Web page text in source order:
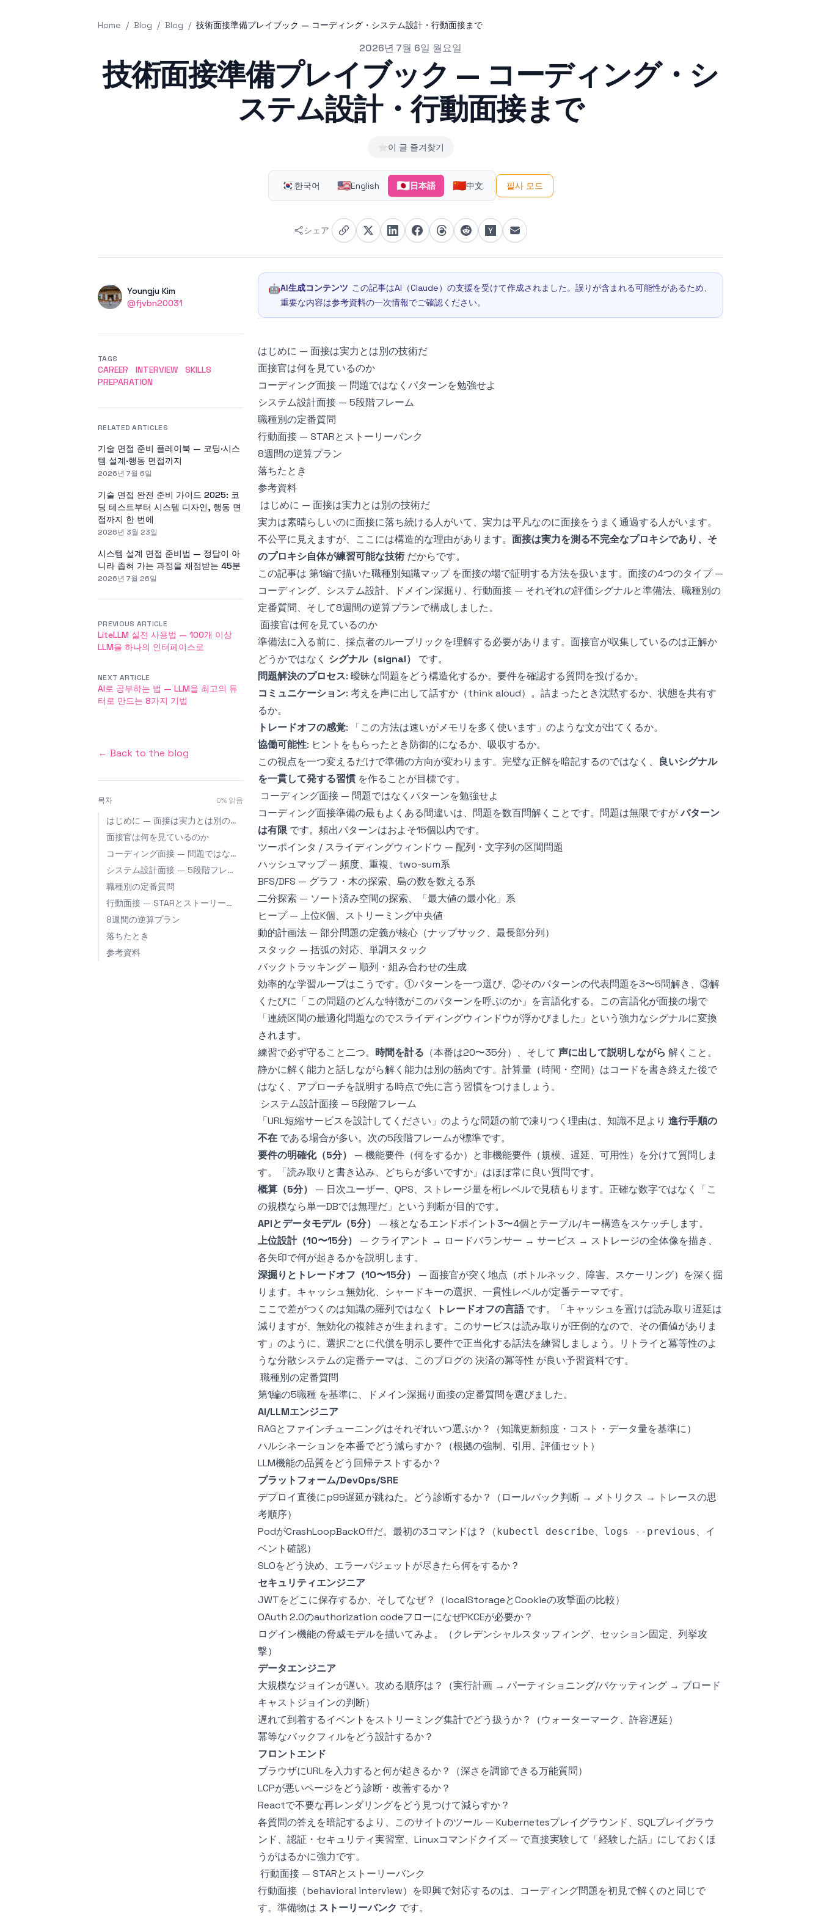
Home / Blog / Blog / 技術面接準備プレイブック — コーディング・システム設計・行動面接まで
2026년 7월 6일 월요일
技術面接準備プレイブック — コーディング・シ
ステム設計・行動面接まで
⭐이 글 즐겨찾기
🇰🇷한국어 🇺🇸English 🇯🇵日本語 🇨🇳中文 필사 모드
シェア
AuthorsName
Youngju Kim
Twitter
@fjvbn20031
🤖AI生成コンテンツ この記事はAI（Claude）の支援を受けて作成されました。誤りが含まれる可能性があるため、
重要な内容は参考資料の一次情報でご確認ください。
はじめに — 面接は実力とは別の技術だ
面接官は何を見ているのか
コーディング面接 — 問題ではなくパターンを勉強せよ
システム設計面接 — 5段階フレーム
職種別の定番質問
行動面接 — STARとストーリーバンク
8週間の逆算プラン
落ちたとき
参考資料
はじめに — 面接は実力とは別の技術だ
実力は素晴らしいのに面接に落ち続ける人がいて、実力は平凡なのに面接をうまく通過する人がいます。
不公平に見えますが、ここには構造的な理由があります。 面接は実力を測る不完全なプロキシであり、そ
のプロキシ自体が練習可能な技術 だからです。
この記事は 第1編で描いた職種別知識マップを面接の場で証明する方法を扱います。面接の4つのタイプ —
コーディング、システム設計、ドメイン深掘り、行動面接 — それぞれの評価シグナルと準備法、職種別の
定番質問、そして8週間の逆算プランで構成しました。
面接官は何を見ているのか
準備法に入る前に、採点者のルーブリックを理解する必要があります。面接官が収集しているのは正解か
どうかではなく シグナル（signal）
です。
問題解決のプロセス: 曖昧な問題をどう構造化するか。要件を確認する質問を投げるか。
コミュニケーション: 考えを声に出して話すか（think aloud）。詰まったとき沈黙するか、状態を共有す
るか。
トレードオフの感覚: 「この方法は速いがメモリを多く使います」のような文が出てくるか。
協働可能性: ヒントをもらったとき防御的になるか、吸収するか。
この視点を一つ変えるだけで準備の方向が変わります。完璧な正解を暗記するのではなく、 良いシグナル
を一貫して発する習慣 を作ることが目標です。
コーディング面接 — 問題ではなくパターンを勉強せよ
コーディング面接準備の最もよくある間違いは、問題を数百問解くことです。問題は無限ですがパターン
は有限 です。頻出パターンはおよそ15個以内です。
ツーポインタ / スライディングウィンドウ — 配列・文字列の区間問題
ハッシュマップ — 頻度、重複、two-sum系
BFS/DFS — グラフ・木の探索、島の数を数える系
二分探索 — ソート済み空間の探索、「最大値の最小化」系
ヒープ — 上位K個、ストリーミング中央値
動的計画法 — 部分問題の定義が核心（ナップサック、最長部分列）
スタック — 括弧の対応、単調スタック
バックトラッキング — 順列・組み合わせの生成
効率的な学習ループはこうです。①パターンを一つ選び、②そのパターンの代表問題を3〜5問解き、③解
くたびに「この問題のどんな特徴がこのパターンを呼ぶのか」を言語化する。この言語化が面接の場で
「連続区間の最適化問題なのでスライディングウィンドウが浮かびました」という強力なシグナルに変換
されます。
練習で必ず守ること二つ。 時間を計る （本番は20〜35分）、そして 声に出して説明しながら 解くこと。
静かに解く能力と話しながら解く能力は別の筋肉です。計算量（時間・空間）はコードを書き終えた後で
はなく、アプローチを説明する時点で先に言う習慣をつけましょう。
システム設計面接 — 5段階フレーム
「URL短縮サービスを設計してください」のような問題の前で凍りつく理由は、知識不足より 進行手順の
不在 である場合が多い。次の5段階フレームが標準です。
要件の明確化（5分）
— 機能要件（何をするか）と非機能要件（規模、遅延、可用性）を分けて質問しま
す。「読み取りと書き込み、どちらが多いですか」はほぼ常に良い質問です。
概算（5分）
— 日次ユーザー、QPS、ストレージ量を桁レベルで見積もります。正確な数字ではなく「こ
の規模なら単一DBでは無理だ」という判断が目的です。
APIとデータモデル（5分）
— 核となるエンドポイント3〜4個とテーブル/キー構造をスケッチします。
上位設計（10〜15分）
— クライアント → ロードバランサー → サービス → ストレージの全体像を描き、
各矢印で何が起きるかを説明します。
深掘りとトレードオフ（10〜15分）
— 面接官が突く地点（ボトルネック、障害、スケーリング）を深く掘
ります。キャッシュ無効化、シャードキーの選択、一貫性レベルが定番テーマです。
ここで差がつくのは知識の羅列ではなく
トレードオフの言語です。「キャッシュを置けば読み取り遅延は
減りますが、無効化の複雑さが生まれます。このサービスは読み取りが圧倒的なので、その価値がありま
す」のように、選択ごとに代償を明示し要件で正当化する話法を練習しましょう。リトライと冪等性のよ
うな分散システムの定番テーマは、このブログの決済の冪等性 が良い予習資料です。
職種別の定番質問
第1編の5職種 を基準に、ドメイン深掘り面接の定番質問を選びました。
AI/LLMエンジニア
RAGとファインチューニングはそれぞれいつ選ぶか？（知識更新頻度・コスト・データ量を基準に）
ハルシネーションを本番でどう減らすか？（根拠の強制、引用、評価セット）
LLM機能の品質をどう回帰テストするか？
プラットフォーム/DevOps/SRE
デプロイ直後にp99遅延が跳ねた。どう診断するか？（ロールバック判断 → メトリクス → トレースの思
考順序）
PodがCrashLoopBackOffだ。最初の3コマンドは？（kubectl describe、 logs --previous 、イ
ベント確認）
SLOをどう決め、エラーバジェットが尽きたら何をするか？
セキュリティエンジニア
JWTをどこに保存するか、そしてなぜ？（localStorageとCookieの攻撃面の比較）
OAuth 2.0のauthorization codeフローになぜPKCEが必要か？
ログイン機能の脅威モデルを描いてみよ。（クレデンシャルスタッフィング、セッション固定、列挙攻
撃）
データエンジニア
大規模なジョインが遅い。攻める順序は？（実行計画 → パーティショニング/バケッティング → ブロード
キャストジョインの判断）
遅れて到着するイベントをストリーミング集計でどう扱うか？（ウォーターマーク、許容遅延）
冪等なバックフィルをどう設計するか？
フロントエンド
ブラウザにURLを入力すると何が起きるか？（深さを調節できる万能質問）
LCPが悪いページをどう診断・改善するか？
Reactで不要な再レンダリングをどう見つけて減らすか？
各質問の答えを暗記するより、このサイトのツール — Kubernetesプレイグラウンド、 SQLプレイグラウ
ンド、 認証・セキュリティ実習室、 Linuxコマンドクイズ — で直接実験して「経験した話」にしておくほ
うがはるかに強力です。
行動面接 — STARとストーリーバンク
行動面接（behavioral interview）を即興で対応するのは、コーディング問題を初見で解くのと同じで
す。準備物は ストーリーバンク です。
TAGS
CAREER INTERVIEW
SKILLS
PREPARATION
RELATED ARTICLES
기술 면접 준비 플레이북 — 코딩·시스
템 설계·행동 면접까지
2026년 7월 6일
기술 면접 완전 준비 가이드 2025: 코
딩 테스트부터 시스템 디자인, 행동 면
접까지 한 번에
2026년 3월 23일
시스템 설계 면접 준비법 — 정답이 아
니라 좁혀 가는 과정을 채점받는 45분
2026년 7월 26일
PREVIOUS ARTICLE
LiteLLM 실전 사용법 — 100개 이상
LLM을 하나의 인터페이스로
NEXT ARTICLE
AI로 공부하는 법 — LLM을 최고의 튜
터로 만드는 8가지 기법
← Back to the blog
목차 0% 읽음
はじめに — 面接は実力とは別の技術だ
面接官は何を見ているのか
コーディング面接 — 問題ではなくパターンを勉強せよ
システム設計面接 — 5段階フレーム
職種別の定番質問
行動面接 — STARとストーリーバンク
8週間の逆算プラン
落ちたとき
参考資料